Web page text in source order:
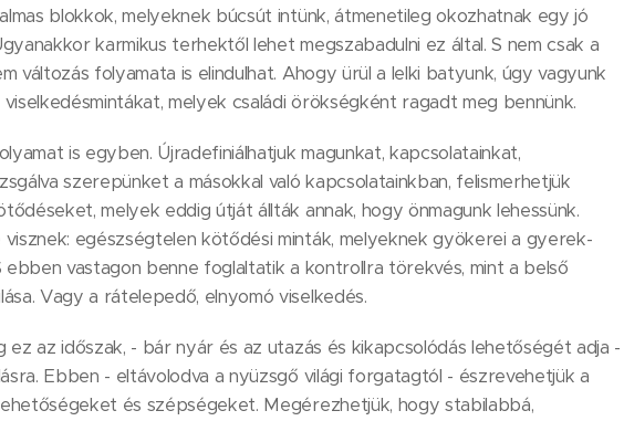
blokkok, melyeknek búcsút intünk, átmenetileg okozhatnak egy jó
karmikus terhektől lehet megszabadulni ez által. S nem csak a
változás folyamata is elindulhat. Ahogy ürül a lelki batyunk, úgy vagyunk
melyek családi örökségként ragadt meg bennünk.
is egyben. Újradefiniálhatjuk magunkat, kapcsolatainkat,
szerepünket a másokkal való kapcsolatainkban, felismerhetjük
melyek eddig útját állták annak, hogy önmagunk lehessünk.
egészségtelen kötődési minták, melyeknek gyökerei a gyerek-
ebben vastagon benne foglaltatik a kontrollra törekvés, mint a belső
Vagy a rátelepedő, elnyomó viselkedés.
ez az időszak, - bár nyár és az utazás és kikapcsolódás lehetőségét adja -
Ebben - eltávolodva a nyüzsgő világi forgatagtól - észrevehetjük a
és szépségeket. Megérezhetjük, hogy stabilabbá,